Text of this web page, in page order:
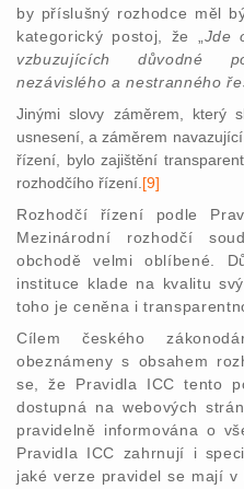
by příslušný rozhodce měl
kategorický postoj, že „ Jde
vzbuzujících důvodné
nezávislého a nestranného
Jinými slovy záměrem, který
usnesení, a záměrem
řízení, bylo zajištění
rozhodčího řízení. [9]
Rozhodčí řízení podle
Mezinárodní rozhodčí
obchodě velmi oblíbené.
instituce klade na kvalitu
toho je ceněna i
Cílem českého
obeznámeny s obsahem
se, že Pravidla ICC tento
dostupná na webových
pravidelně informována o
Pravidla ICC zahrnují i
jaké verze pravidel se mají